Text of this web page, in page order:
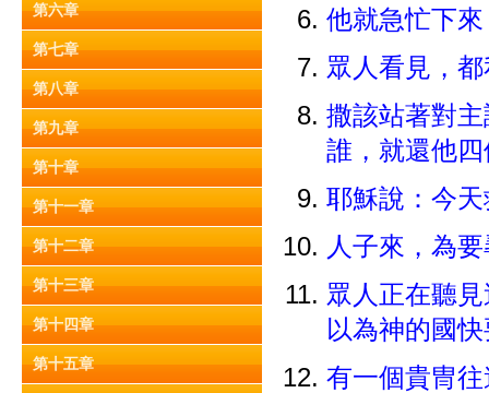
第六章
第七章
第八章
第九章
第十章
第十一章
第十二章
第十三章
第十四章
第十五章
他就急忙下
眾人看見，
撒該站著對
誰，就還他
耶穌說：今
人子來，為
眾人正在聽
以為神的國
有一個貴冑